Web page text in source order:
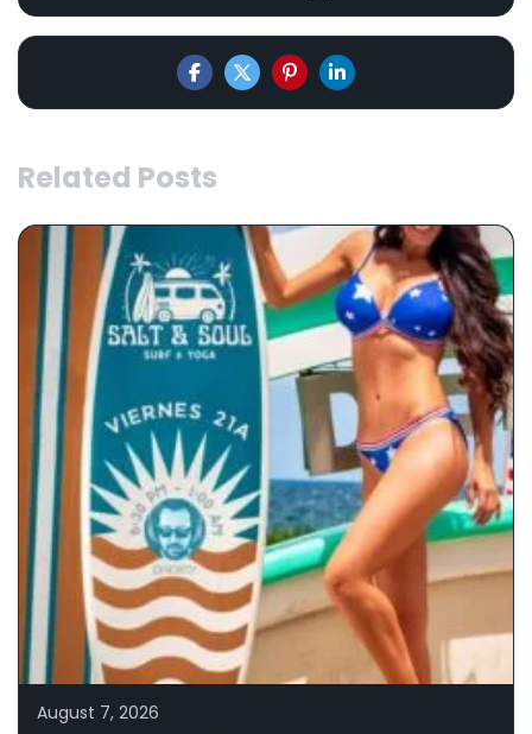
Related Posts
August 7, 2026